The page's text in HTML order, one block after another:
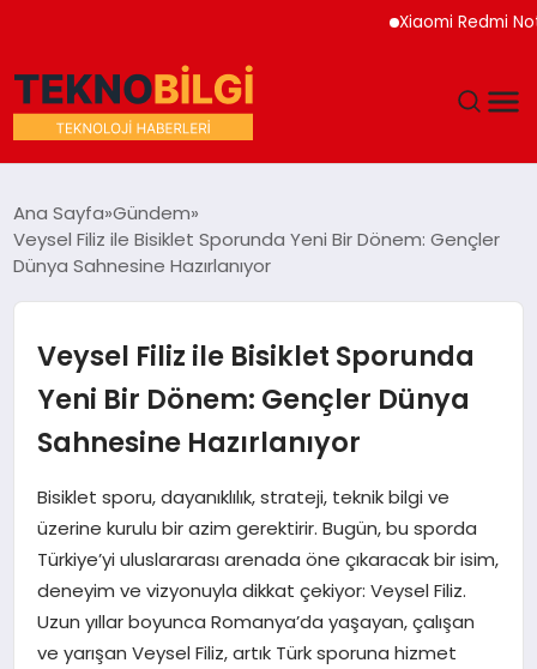
Xiaomi Redmi Note
DÜNYA
EKONOMI
MAGAZIN
SAĞLIK
SIYASET
SPOR
Ana Sayfa Gündem
Veysel Filiz ile Bisiklet Sporunda Yeni Bir Dönem: Gençler
Dünya Sahnesine Hazırlanıyor
Veysel Filiz ile Bisiklet Sporunda
Yeni Bir Dönem: Gençler Dünya
Sahnesine Hazırlanıyor
Bisiklet sporu, dayanıklılık, strateji, teknik bilgi ve
üzerine kurulu bir azim gerektirir. Bugün, bu sporda
Türkiye’yi uluslararası arenada öne çıkaracak bir isim,
deneyim ve vizyonuyla dikkat çekiyor: Veysel Filiz.
Uzun yıllar boyunca Romanya’da yaşayan, çalışan
ve yarışan Veysel Filiz, artık Türk sporuna hizmet